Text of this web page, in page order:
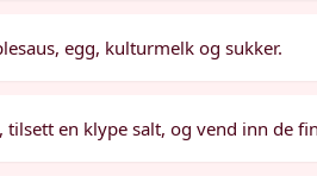
egg, kulturmelk og sukker.
en klype salt, og vend inn de